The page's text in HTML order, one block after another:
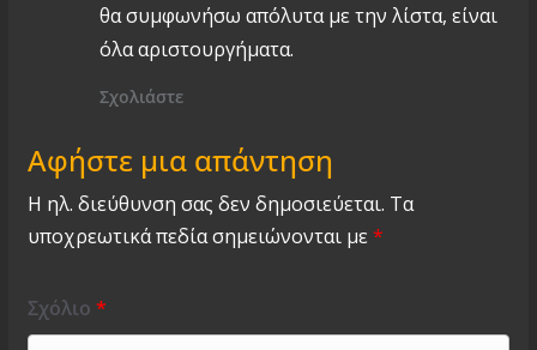
θα συμφωνήσω απόλυτα με την λίστα, είναι
όλα αριστουργήματα.
Σχολιάστε
Αφήστε μια απάντηση
Η ηλ. διεύθυνση σας δεν δημοσιεύεται. Τα
υποχρεωτικά πεδία σημειώνονται με*
Σχόλιο *